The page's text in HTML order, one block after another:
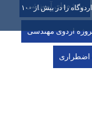
شرکت CDPH با موفقیت بیش از ۴۰۰۰ خدمات ساخت اردوگاه را در بیش از ۱۰۰پروژه‌های آموزشی
اردوی مهندسی
اضطراری